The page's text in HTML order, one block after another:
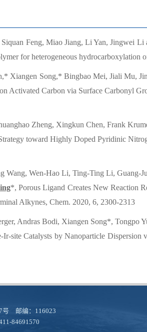
Feng, Miao Jiang, Li Yan, Jingwei Li
for heterogeneous
Xiangen Song,* Bingbao Mei, Jiali Mu,
Activated Carbon via Surface Carbonyl
Zheng, Xingkun Chen, Frank
toward Highly Doped Pyridinic
Wang, Wen-Hao Li, Ting-Ting Li, Guang-
*, Porous Ligand Creates New Reaction
Alkynes, Chem. 2020, 6, 2300-2313
Andras Bodi, Xiangen Song*, Tongpo
Ir-site Catalysts by Nanoparticle
号 邮编：116023
84691570